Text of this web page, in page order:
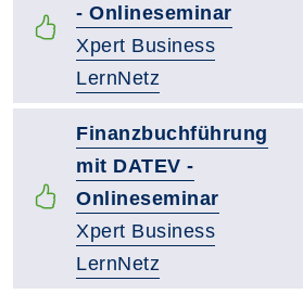
- Onlineseminar
Xpert Business
LernNetz
Finanzbuchführung
mit DATEV -
Onlineseminar
Xpert Business
LernNetz